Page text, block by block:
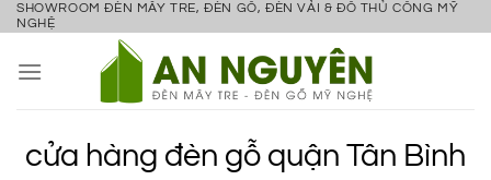
Bỏ
nội
SHOWROOM ĐÈN MÂY TRE, ĐÈN GỖ, ĐÈN VẢI & ĐỒ THỦ CÔNG MỸ
NGHỆ
cửa hàng đèn gỗ quận Tân Bình